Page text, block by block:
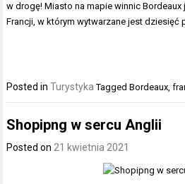
w drogę! Miasto na mapie winnic
Francji, w którym wytwarzane jest
Posted inTurystyka TaggedBordeaux,
Shopipng w sercu Anglii
Posted on 21 kwietnia 2021